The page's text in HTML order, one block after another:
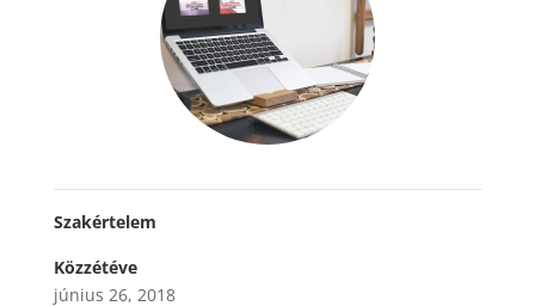
Szakértelem
Közzétéve
június 26, 2018